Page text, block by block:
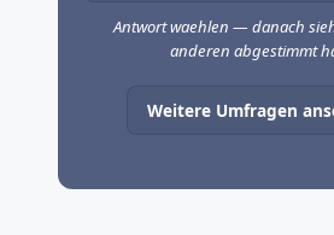
Antwort waehlen — danach siehst du, wie die
anderen abgestimmt
Weitere Umfragen